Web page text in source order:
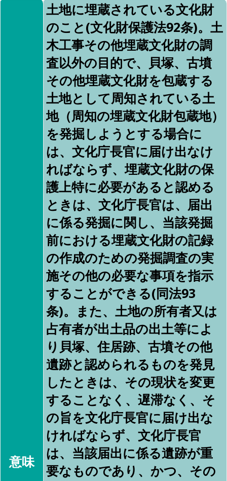
意味
土地に埋蔵されている文化財
のこと(文化財保護法92条)。土
木工事その他埋蔵文化財の調
査以外の目的で、貝塚、古墳
その他埋蔵文化財を包蔵する
土地として周知されている土
地（周知の埋蔵文化財包蔵地）
を発掘しようとする場合に
は、文化庁長官に届け出なけ
ればならず、埋蔵文化財の保
護上特に必要があると認める
ときは、文化庁長官は、届出
に係る発掘に関し、当該発掘
前における埋蔵文化財の記録
の作成のための発掘調査の実
施その他の必要な事項を指示
することができる(同法93
条)。また、土地の所有者又は
占有者が出土品の出土等によ
り貝塚、住居跡、古墳その他
遺跡と認められるものを発見
したときは、その現状を変更
することなく、遅滞なく、そ
の旨を文化庁長官に届け出な
ければならず、文化庁長官
は、当該届出に係る遺跡が重
要なものであり、かつ、その